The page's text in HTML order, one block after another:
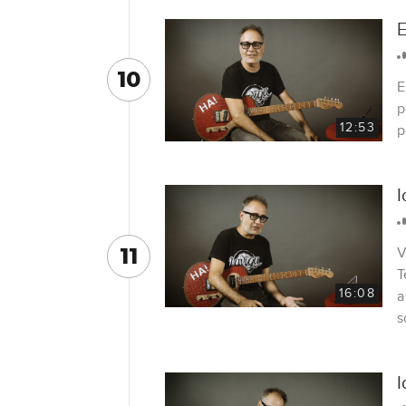
10
12:53
11
16:08